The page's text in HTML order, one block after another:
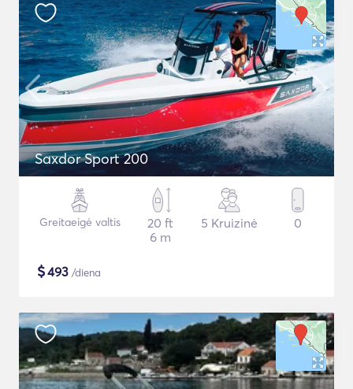
Saxdor Sport 200
Greitaeigė valtis
20 ft
6 m
5 Kruizinė 0
$493 /diena